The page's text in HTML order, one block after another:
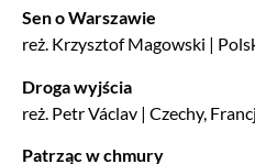
Sen o Warszawie
reż. Krzysztof Magowski |
Droga wyjścia
reż. Petr Václav | Czechy,
Patrząc w chmury